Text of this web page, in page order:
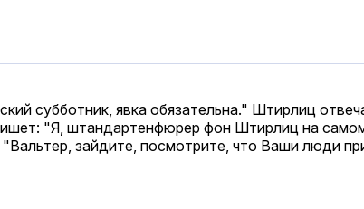
субботник, явка обязательна." Штирлиц
"Я, штандартенфюрер фон Штирлиц на
зайдите, посмотрите, что Ваши люди